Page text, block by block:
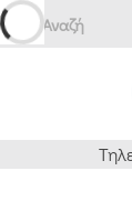
Αναζήτη